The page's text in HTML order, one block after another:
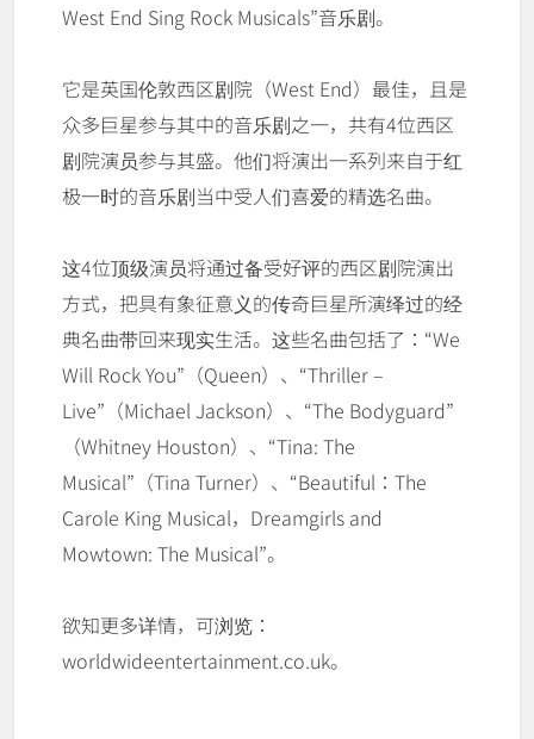
West End Sing Rock Musicals”音乐剧。
它是英国伦敦西区剧院（West End）最佳，且是
众多巨星参与其中的音乐剧之一，共有4位西区
剧院演员参与其盛。他们将演出一系列来自于红
极一时的音乐剧当中受人们喜爱的精选名曲。
这4位顶级演员将通过备受好评的西区剧院演出
方式，把具有象征意义的传奇巨星所演绎过的经
典名曲带回来现实生活。这些名曲包括了：“We
Will Rock You”（Queen）、“Thriller –
Live”（Michael Jackson）、“The Bodyguard”
（Whitney Houston）、“Tina: The
Musical”（Tina Turner）、“Beautiful：The
Carole King Musical，Dreamgirls and
Mowtown: The Musical”。
欲知更多详情，可浏览：
worldwideentertainment.co.uk。